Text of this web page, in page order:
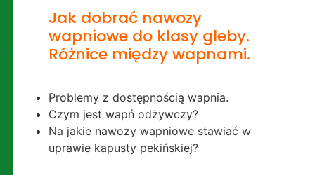
Jak dobrać nawozy
wapniowe do klasy gleby.
Różnice między wapnami.
Problemy z dostępnością wapnia.
Czym jest wapń odżywczy?
Na jakie nawozy wapniowe stawiać w
uprawie kapusty pekińskiej?